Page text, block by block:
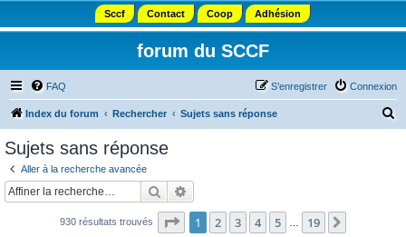
Sccf Contact Coop Adhésion
forum du SCCF
FAQ Connexion
S’enregistrer
Index du forum Rechercher Sujets sans réponse
Sujets sans réponse
Aller à la recherche avancée
Rechercher
930 résultats trouvés Page 1sur19
1 2 3 4 5 19